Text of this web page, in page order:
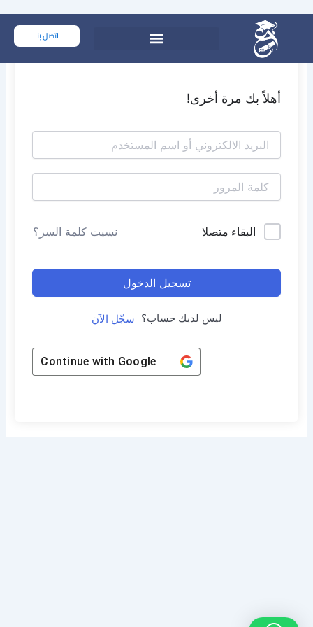
المحتوى
اتصل بنا
أهلاً بك مرة أخرى!
البقاء متصلا نسيت كلمة السر؟
تسجيل الدخول
ليس لديك حساب؟ سجّل الآن
Continue with Google